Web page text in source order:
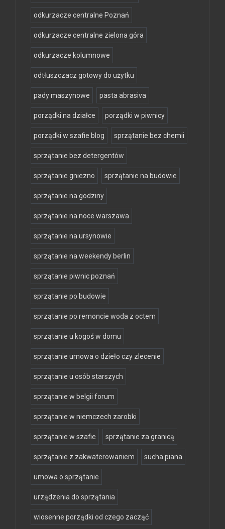
odkurzacze centralne Poznań
odkurzacze centralne zielona góra
odkurzacze kolumnowe
odtłuszczacz gotowy do użytku
pady maszynowe pasta abrasiva
porządki na działce porządki w piwnicy
porządki w szafie blog sprzątanie bez chemii
sprzątanie bez detergentów
sprzątanie gniezno sprzątanie na budowie
sprzątanie na godziny
sprzątanie na noce warszawa
sprzątanie na ursynowie
sprzątanie na weekendy berlin
sprzątanie piwnic poznań
sprzątanie po budowie
sprzątanie po remoncie woda z octem
sprzątanie u kogoś w domu
sprzątanie umowa o dzieło czy zlecenie
sprzątanie u osób starszych
sprzątanie w belgii forum
sprzątanie w niemczech zarobki
sprzątanie w szafie sprzątanie za granicą
sprzątanie z zakwaterowaniem sucha piana
umowa o sprzątanie
urządzenia do sprzątania
wiosenne porządki od czego zacząć